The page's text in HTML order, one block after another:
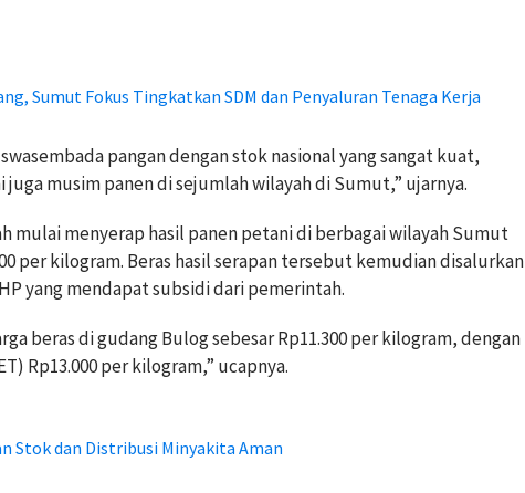
Sumut Fokus Tingkatkan SDM dan Penyaluran Tenaga Kerja
pangan dengan stok nasional yang sangat kuat,
musim panen di sejumlah wilayah di Sumut,” ujarnya.
mulai menyerap hasil panen petani di berbagai wilayah Sumut
per kilogram. Beras hasil serapan tersebut kemudian disalurkan
yang mendapat subsidi dari pemerintah.
beras di gudang Bulog sebesar Rp11.300 per kilogram, dengan
Rp13.000 per kilogram,” ucapnya.
Stok dan Distribusi Minyakita Aman